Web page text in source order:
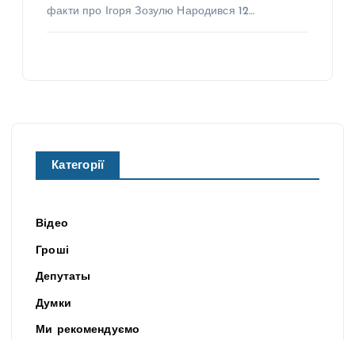
факти про Ігоря Зозулю Народився 12…
Категорії
Відео
Гроші
Депутаты
Думки
Ми рекомендуємо